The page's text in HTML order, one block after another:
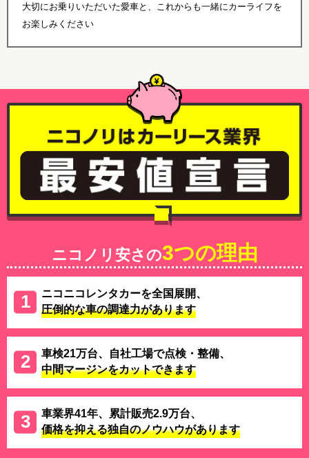
大切にお乗りいただいた愛車と、これからも一緒にカーライフを
お楽しみください
ニコノリ安さの3つの理由
ニコニコレンタカーを全国展開、
圧倒的な車の調達力があります
車検21万台、自社工場で点検・整備、
中間マージンをカットできます
車業界41年、累計販売2.9万台、
価格を抑える独自のノウハウがあります